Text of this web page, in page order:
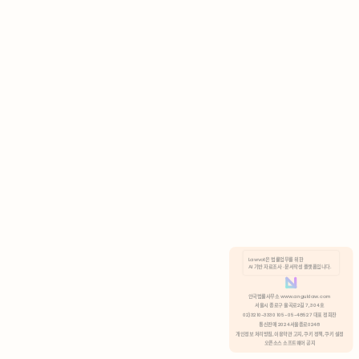
분석 쿠키 허용
Lawvot은 법률업무를 위한
AI 기반 자료조사 · 문서작성 플랫폼입니다.
안국법률사무소 www.anguklaw.com
서울시 종로구 율곡로2길 7, 304호
02)3210-3330 105-05-48527 대표 정희찬
통신판매 2024서울종로0248
개인정보 처리방침, 이용약관 고지, 쿠키 정책, 쿠키 설정
오픈소스 소프트웨어 공지